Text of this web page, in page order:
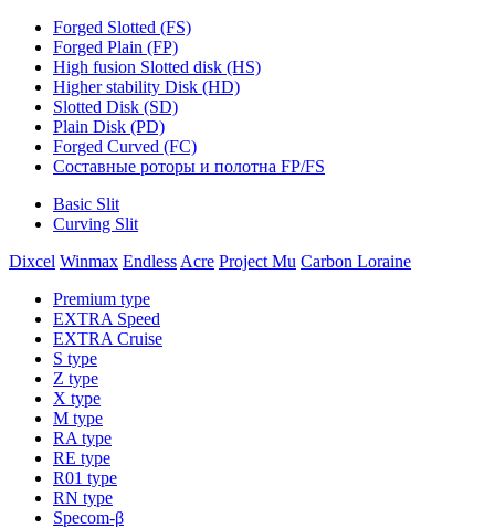
Forged Slotted (FS)
Forged Plain (FP)
High fusion Slotted disk (HS)
Higher stability Disk (HD)
Slotted Disk (SD)
Plain Disk (PD)
Forged Curved (FC)
Составные роторы и полотна FP/FS
Basic Slit
Curving Slit
Dixcel Winmax Endless Acre Project Mu Carbon Loraine
Premium type
EXTRA Speed
EXTRA Cruise
S type
Z type
X type
M type
RA type
RE type
R01 type
RN type
Specom-β